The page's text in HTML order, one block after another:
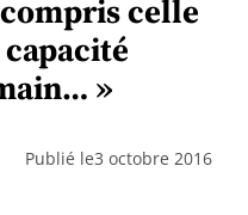
celle
»
Publié le3 octobre 2016